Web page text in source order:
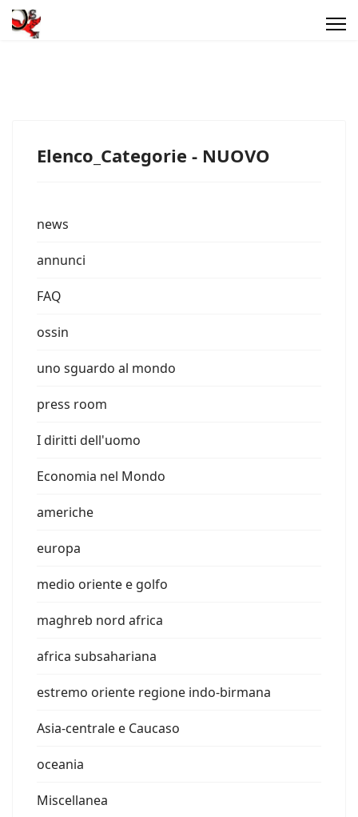
Elenco_Categorie - NUOVO
news
annunci
FAQ
ossin
uno sguardo al mondo
press room
I diritti dell'uomo
Economia nel Mondo
americhe
europa
medio oriente e golfo
maghreb nord africa
africa subsahariana
estremo oriente regione indo-birmana
Asia-centrale e Caucaso
oceania
Miscellanea